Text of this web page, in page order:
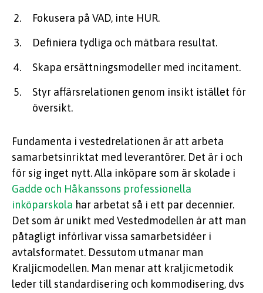
Fokusera på VAD, inte HUR.
Definiera tydliga och mätbara resultat.
Skapa ersättningsmodeller med incitament.
Styr affärsrelationen genom insikt istället för
översikt.
Fundamenta i vestedrelationen är att arbeta
samarbetsinriktat med leverantörer. Det är i och
för sig inget nytt. Alla inköpare som är skolade i
Gadde och Håkanssons professionella
inköparskola har arbetat så i ett par decennier.
Det som är unikt med Vestedmodellen är att man
påtagligt införlivar vissa samarbetsidéer i
avtalsformatet. Dessutom utmanar man
Kraljicmodellen. Man menar att kraljicmetodik
leder till standardisering och kommodisering, dvs